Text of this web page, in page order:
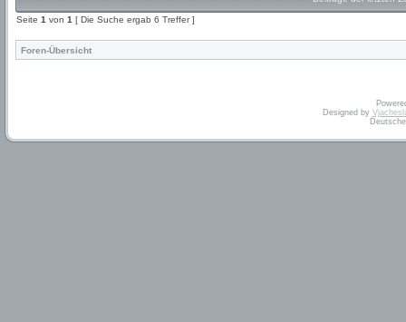
Seite 1 von 1 [ Die Suche ergab 6 Treffer ]
Foren-Übersicht
Designed by